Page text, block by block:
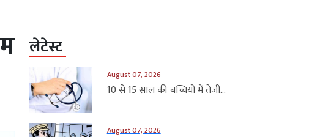
लेटेस्ट
August 07, 2026
10 से 15 साल की बच्चियों में तेजी...
August 07, 2026